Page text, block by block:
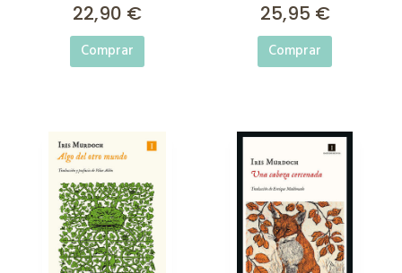
22,90 €
Comprar
25,95 €
Comprar